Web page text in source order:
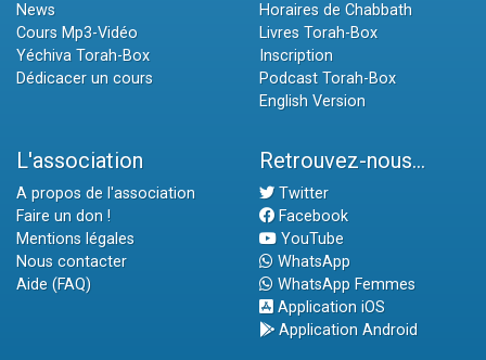
News
Cours Mp3-Vidéo
Yéchiva Torah-Box
Dédicacer un cours
Horaires de Chabbath
Livres Torah-Box
Inscription
Podcast Torah-Box
English Version
L'association
A propos de l'association
Faire un don !
Mentions légales
Nous contacter
Aide (FAQ)
Retrouvez-nous...
Twitter
Facebook
YouTube
WhatsApp
WhatsApp Femmes
Application iOS
Application Android